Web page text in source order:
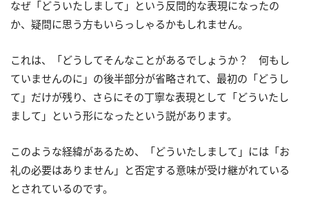
なぜ「どういたしまして」という反問的な表現になったの
か、疑問に思う方もいらっしゃるかもしれません。
これは、「どうしてそんなことがあるでしょうか？ 何もし
ていませんのに」の後半部分が省略されて、最初の「どうし
て」だけが残り、さらにその丁寧な表現として「どういたし
まして」という形になったという説があります。
このような経緯があるため、「どういたしまして」には「お
礼の必要はありません」と否定する意味が受け継がれている
とされているのです。